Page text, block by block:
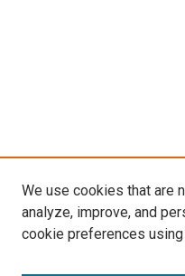
We use cookies that are
analyze, improve, and
cookie preferences using